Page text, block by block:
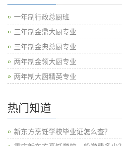
一年制行政总厨班
三年制金鼎大厨专业
三年制金典总厨专业
两年制金领大厨专业
两年制大厨精英专业
热门知道
新东方烹饪学校毕业证怎么查？